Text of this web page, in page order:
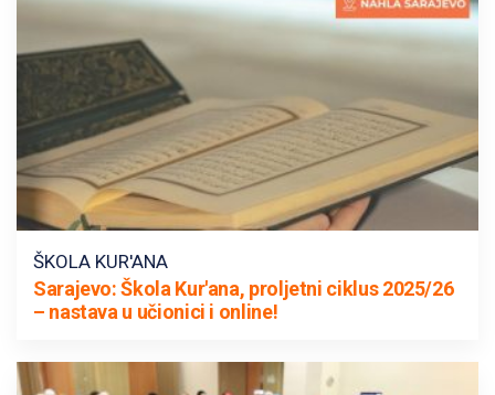
ŠKOLA KUR'ANA
Sarajevo: Škola Kur'ana, proljetni ciklus 2025/26
– nastava u učionici i online!